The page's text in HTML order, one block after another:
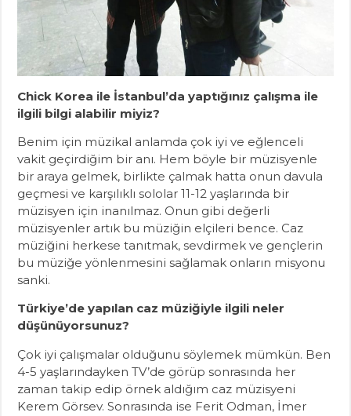
Chick Korea ile İstanbul’da yaptığınız çalışma ile
ilgili bilgi alabilir miyiz?
Benim için müzikal anlamda çok iyi ve eğlenceli
vakit geçirdiğim bir anı. Hem böyle bir müzisyenle
bir araya gelmek, birlikte çalmak hatta onun davula
geçmesi ve karşılıklı sololar 11-12 yaşlarında bir
müzisyen için inanılmaz. Onun gibi değerli
müzisyenler artık bu müziğin elçileri bence. Caz
müziğini herkese tanıtmak, sevdirmek ve gençlerin
bu müziğe yönlenmesini sağlamak onların misyonu
sanki.
Türkiye’de yapılan caz müziğiyle ilgili neler
düşünüyorsunuz?
Çok iyi çalışmalar olduğunu söylemek mümkün. Ben
4-5 yaşlarındayken TV’de görüp sonrasında her
zaman takip edip örnek aldığım caz müzisyeni
Kerem Görsev. Sonrasında ise Ferit Odman, İmer